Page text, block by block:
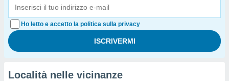
Ho letto e accetto la politica sulla privacy
Località nelle vicinanze